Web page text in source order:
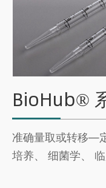
BioHub®
准确量取或转移—
培养、 细菌学、